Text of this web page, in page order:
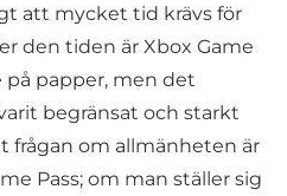
att mycket tid krävs för
den tiden är Xbox Game
på papper, men det
begränsat och starkt
frågan om allmänheten är
Pass; om man ställer sig